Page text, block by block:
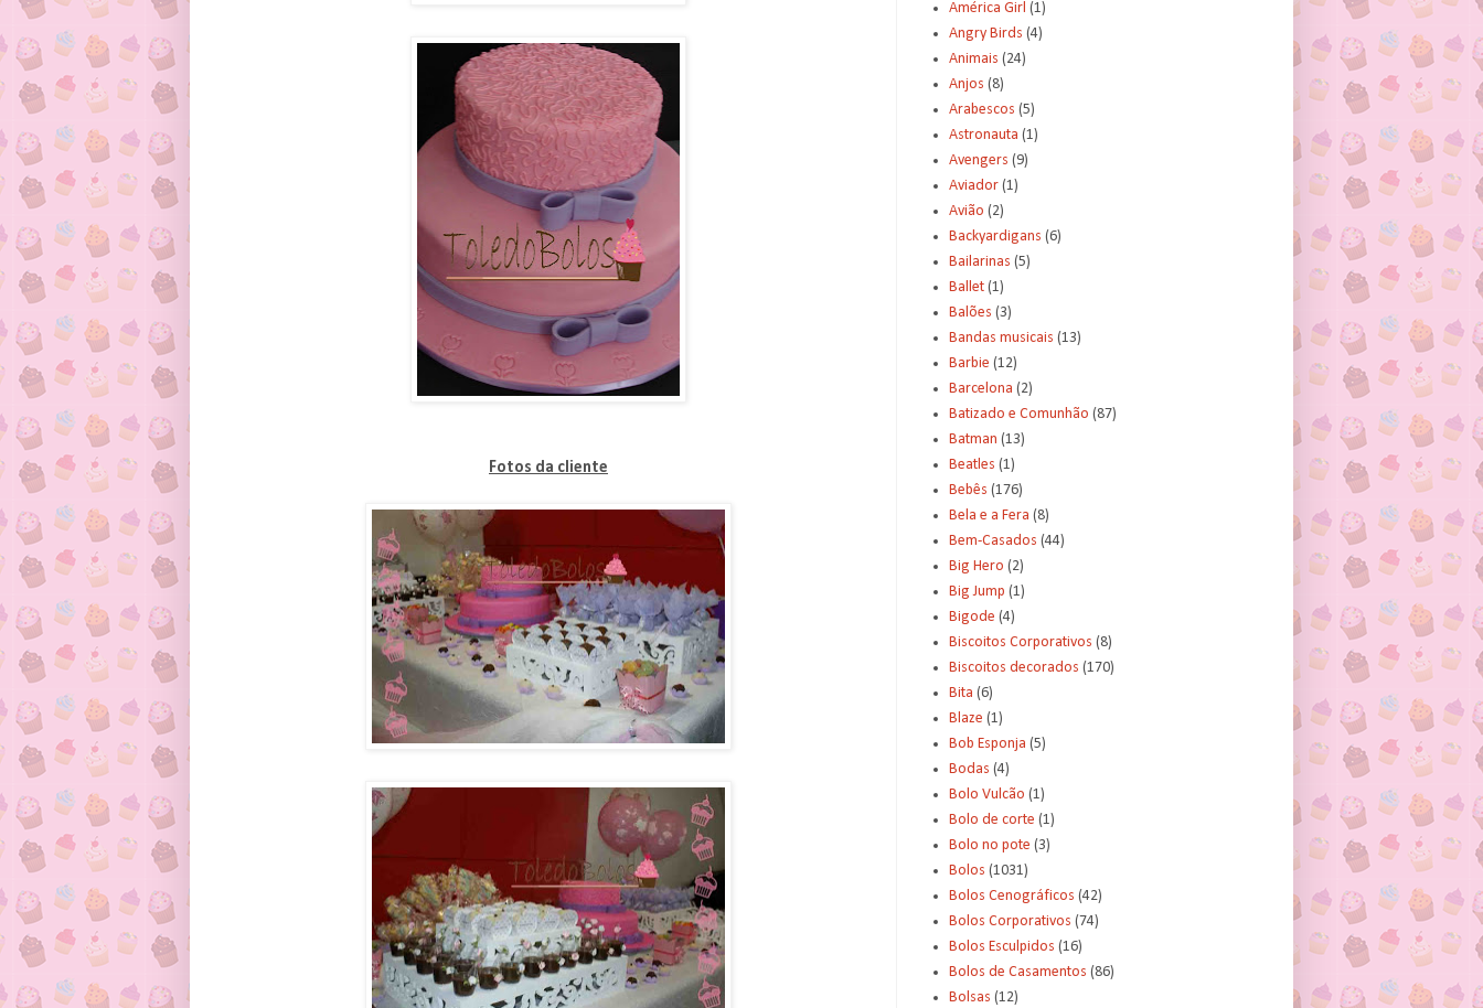
Fotos da cliente
América Girl (1)
Angry Birds (4)
Animais (24)
Anjos (8)
Arabescos (5)
Astronauta (1)
Avengers (9)
Aviador (1)
Avião (2)
Backyardigans (6)
Bailarinas (5)
Ballet (1)
Balões (3)
Bandas musicais (13)
Barbie (12)
Barcelona (2)
Batizado e Comunhão (87)
Batman (13)
Beatles (1)
Bebês (176)
Bela e a Fera (8)
Bem-Casados (44)
Big Hero (2)
Big Jump (1)
Bigode (4)
Biscoitos Corporativos (8)
Biscoitos decorados (170)
Bita (6)
Blaze (1)
Bob Esponja (5)
Bodas (4)
Bolo Vulcão (1)
Bolo de corte (1)
Bolo no pote (3)
Bolos (1031)
Bolos Cenográficos (42)
Bolos Corporativos (74)
Bolos Esculpidos (16)
Bolos de Casamentos (86)
Bolsas (12)